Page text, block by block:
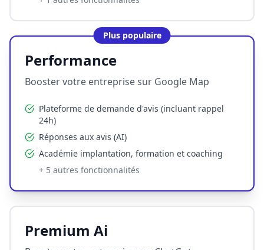
Plus populaire
Performance
Booster votre entreprise sur Google Map
Plateforme de demande d'avis (incluant rappel
24h)
Réponses aux avis (AI)
Académie implantation, formation et coaching
+ 5 autres fonctionnalités
Premium Ai